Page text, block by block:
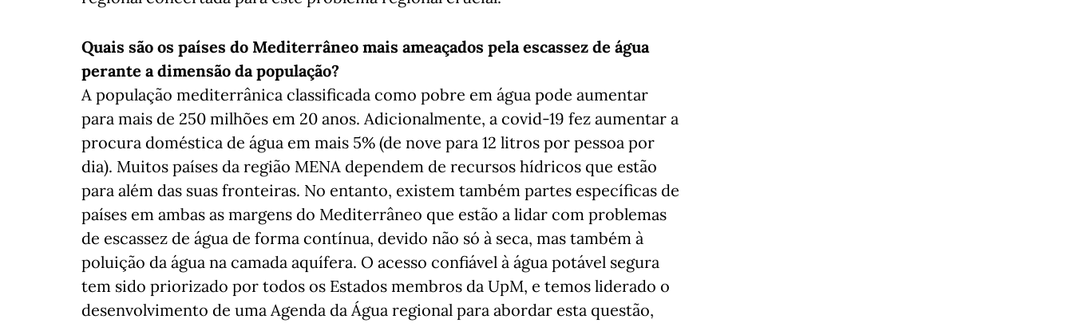
Quais são os países do Mediterrâneo mais ameaçados pela escassez de água
perante a dimensão da população?
A população mediterrânica classificada como pobre em água pode aumentar
para mais de 250 milhões em 20 anos. Adicionalmente, a covid-19 fez aumentar a
procura doméstica de água em mais 5% (de nove para 12 litros por pessoa por
dia). Muitos países da região MENA dependem de recursos hídricos que estão
para além das suas fronteiras. No entanto, existem também partes específicas de
países em ambas as margens do Mediterrâneo que estão a lidar com problemas
de escassez de água de forma contínua, devido não só à seca, mas também à
poluição da água na camada aquífera. O acesso confiável à água potável segura
tem sido priorizado por todos os Estados membros da UpM, e temos liderado o
desenvolvimento de uma Agenda da Água regional para abordar esta questão,